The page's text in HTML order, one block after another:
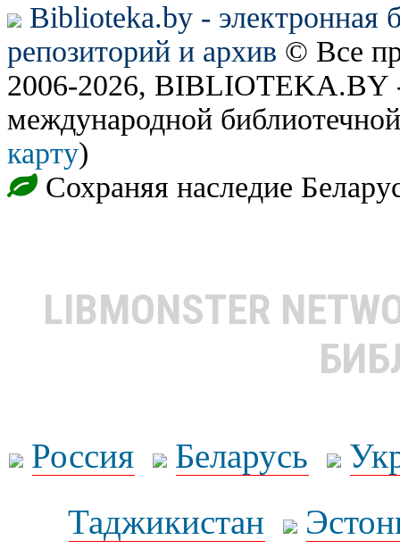
Biblioteka.by - электронная
репозиторий и архив © Все
2006-2026, BIBLIOTEKA.BY -
международной
карту)
Сохраняя наследие
LIBMONSTER
Россия Беларусь
Таджикистан